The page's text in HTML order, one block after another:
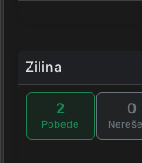
Zilina
2
Pobede
0